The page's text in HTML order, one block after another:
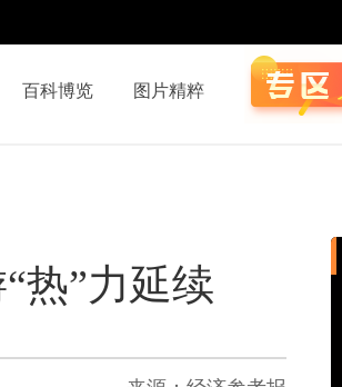
百科博览 图片精粹
热”力延续